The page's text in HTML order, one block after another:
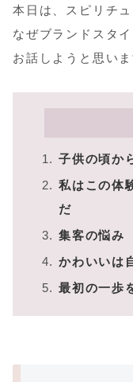
本日は、スピリチ
なぜブランドスタ
お話しようと思い
子供の頃か
私はこの体
だ
集客の悩み
かわいいは
最初の一歩